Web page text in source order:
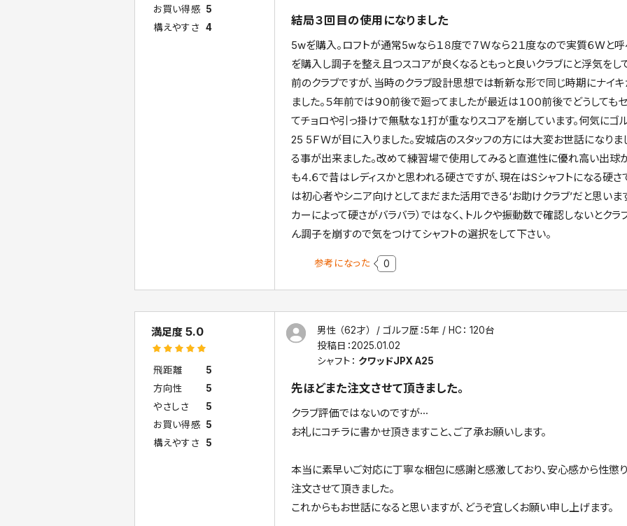
お買い得感 5
構えやすさ
4 結局３回目の使用になりました
5wを゙購入。ロフトが通常5wなら１８度で７Ｗなら２１度なので実質６Wと
を゙購入し調子を整え且つスコアが良くなるともっと良いクラブにと浮気をし
前のクラブですが、当時のクラブ設計思想では斬新な形で同じ時期にナイ
ました。５年前では９０前後で廻ってましたが最近は１００前後でどうして
てチョロや引っ掛けで無駄な１打が重なりスコアを崩しています。何気にゴ
25 5ＦＷが目に入りました。安城店のスタッフの方には大変お世話になりま
る事が出来ました。改めて練習場で使用してみると直進性に優れ高い出球
も４.６で昔はレディスかと思われる硬さですが、現在はSシャフトになる硬さ
は初心者やシニア向けとしてまだまた活用できる‘お助けクラブ’だと思いま
カーによって硬さがバラバラ）ではなく、トルクや振動数で確認しないとク
ん調子を崩すので気をつけてシャフトの選択をして下さい。
参考になった 0
満足度 5.0
飛距離
5
方向性
5
やさしさ
5
お買い得感 5
構えやすさ
5
男性 （62才） ゴルフ歴：5年
HC： 120台
投稿日：2025.01.02
シャフト： クワッドJPX A25
先ほどまた注文させて頂きました。
クラブ評価ではないのですが···
お礼にコチラに書かせ頂きますこと、ご了承お願いします。
本当に素早いご対応に丁寧な梱包に感謝と感激しており、安心感から性懲
注文させて頂きました。
これからもお世話になると思いますが、どうぞ宜しくお願い申し上げます。